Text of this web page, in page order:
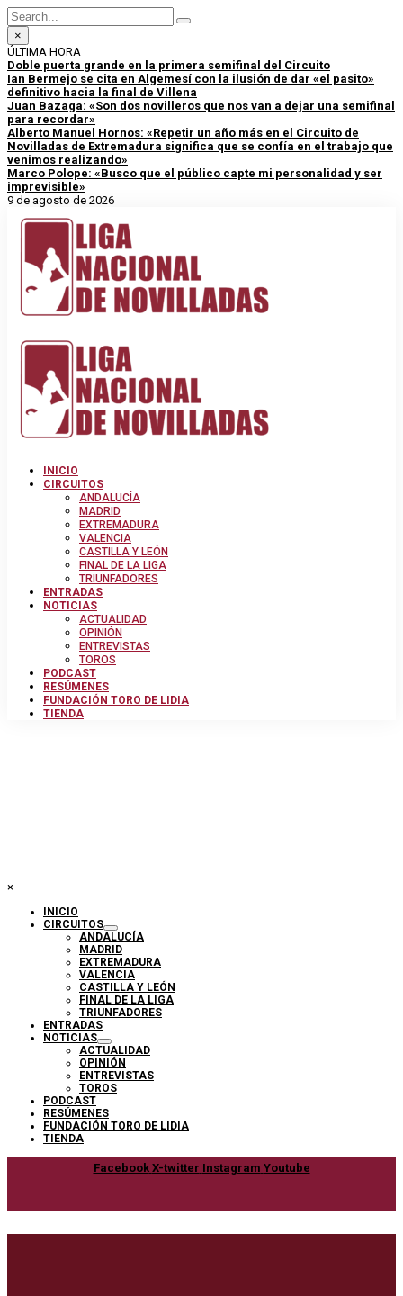
×
ÚLTIMA HORA
Doble puerta grande en la primera semifinal del Circuito
Ian Bermejo se cita en Algemesí con la ilusión de dar «el pasito»
definitivo hacia la final de Villena
Juan Bazaga: «Son dos novilleros que nos van a dejar una semifinal
para recordar»
Alberto Manuel Hornos: «Repetir un año más en el Circuito de
Novilladas de Extremadura significa que se confía en el trabajo que
venimos realizando»
Marco Polope: «Busco que el público capte mi personalidad y ser
imprevisible»
9 de agosto de 2026
INICIO
CIRCUITOS
ANDALUCÍA
MADRID
EXTREMADURA
VALENCIA
CASTILLA Y LEÓN
FINAL DE LA LIGA
TRIUNFADORES
ENTRADAS
NOTICIAS
ACTUALIDAD
OPINIÓN
ENTREVISTAS
TOROS
PODCAST
RESÚMENES
FUNDACIÓN TORO DE LIDIA
TIENDA
×
INICIO
CIRCUITOS
ANDALUCÍA
MADRID
EXTREMADURA
VALENCIA
CASTILLA Y LEÓN
FINAL DE LA LIGA
TRIUNFADORES
ENTRADAS
NOTICIAS
ACTUALIDAD
OPINIÓN
ENTREVISTAS
TOROS
PODCAST
RESÚMENES
FUNDACIÓN TORO DE LIDIA
TIENDA
Facebook X-twitter Instagram Youtube